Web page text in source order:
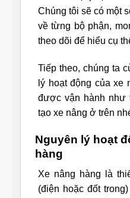
Chúng tôi sẽ có một
về từng bộ phận,
theo dõi để hiểu cụ
Tiếp theo, chúng ta
lý hoạt động của xe
được vận hành như
tạo xe nâng ở trên
Nguyên lý hoạt
hàng
Xe nâng hàng là
(điện hoặc đốt